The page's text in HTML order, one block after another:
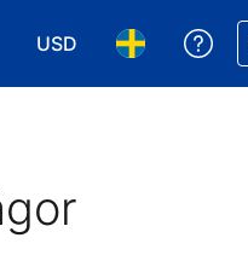
USD
Välj valuta. Din
Välj språk.